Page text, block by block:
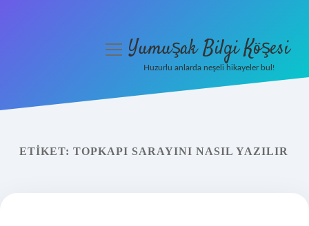
Yasal Uyarı
menüyüYumuşak Bilgi Köşesi
Huzurlu anlarda neşeli hikayeler bul!
ETIKET: TOPKAPI SARAYINI NASIL YAZILIR